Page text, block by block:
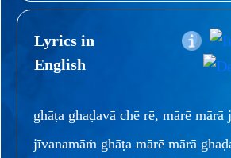
Lyrics in
English
ghāṭa ghaḍavā chē rē, mārē mārā
jīvanamāṁ ghāṭa mārē mārā